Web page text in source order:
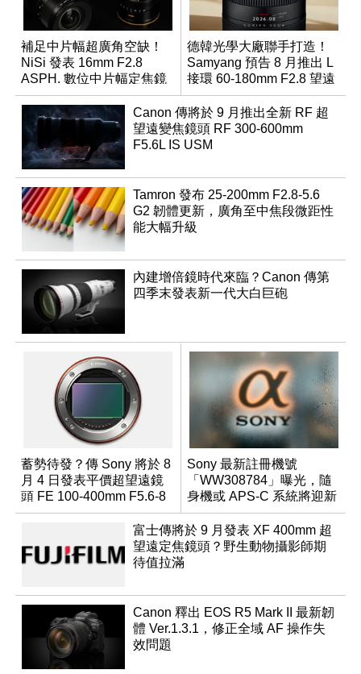
補足中片幅超廣角空缺！
NiSi 發表 16mm F2.8
ASPH. 數位中片幅定焦鏡
德韓光學大廠聯手打造！
Samyang 預告 8 月推出 L
接環 60-180mm F2.8 望遠
變焦鏡
Canon 傳將於 9 月推出全新 RF 超
望遠變焦鏡頭 RF 300-600mm
F5.6L IS USM
Tamron 發布 25-200mm F2.8-5.6
G2 韌體更新，廣角至中焦段微距性
能大幅升級
內建增倍鏡時代來臨？Canon 傳第
四季末發表新一代大白巨砲
蓄勢待發？傳 Sony 將於 8
月 4 日發表平價超望遠鏡
頭 FE 100-400mm F5.6-8
Sony 最新註冊機號
「WW308784」曝光，隨
身機或 APS-C 系統將迎新
成員？
富士傳將於 9 月發表 XF 400mm 超
望遠定焦鏡頭？野生動物攝影師期
待值拉滿
Canon 釋出 EOS R5 Mark II 最新韌
體 Ver.1.3.1，修正全域 AF 操作失
效問題